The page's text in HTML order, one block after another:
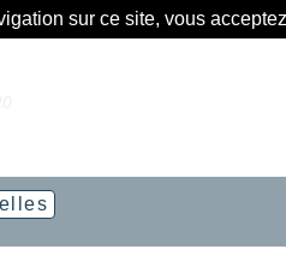
sur ce site, vous